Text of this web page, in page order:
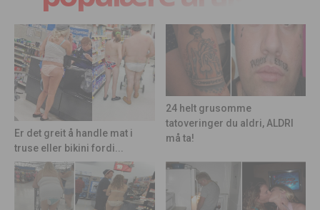
Er det greit å handle mat i
truse eller bikini fordi...
24 helt grusomme
tatoveringer du aldri, ALDRI
må ta!